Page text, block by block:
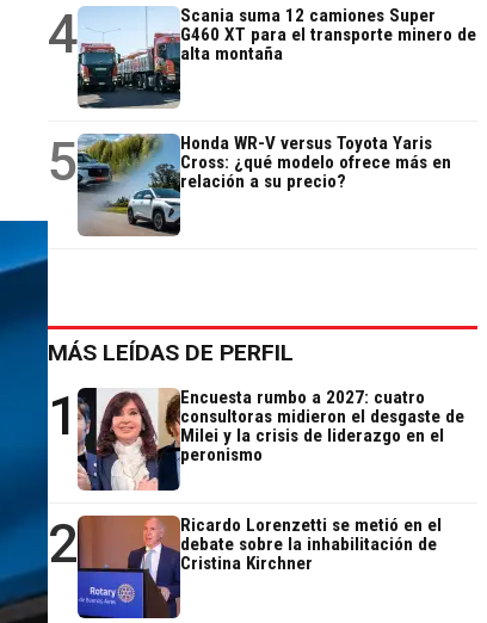
4
Scania suma 12 camiones Super
G460 XT para el transporte minero de
alta montaña
5
Honda WR-V versus Toyota Yaris
Cross: ¿qué modelo ofrece más en
relación a su precio?
MÁS LEÍDAS DE PERFIL
1
Encuesta rumbo a 2027: cuatro
consultoras midieron el desgaste de
Milei y la crisis de liderazgo en el
peronismo
2
Ricardo Lorenzetti se metió en el
debate sobre la inhabilitación de
Cristina Kirchner